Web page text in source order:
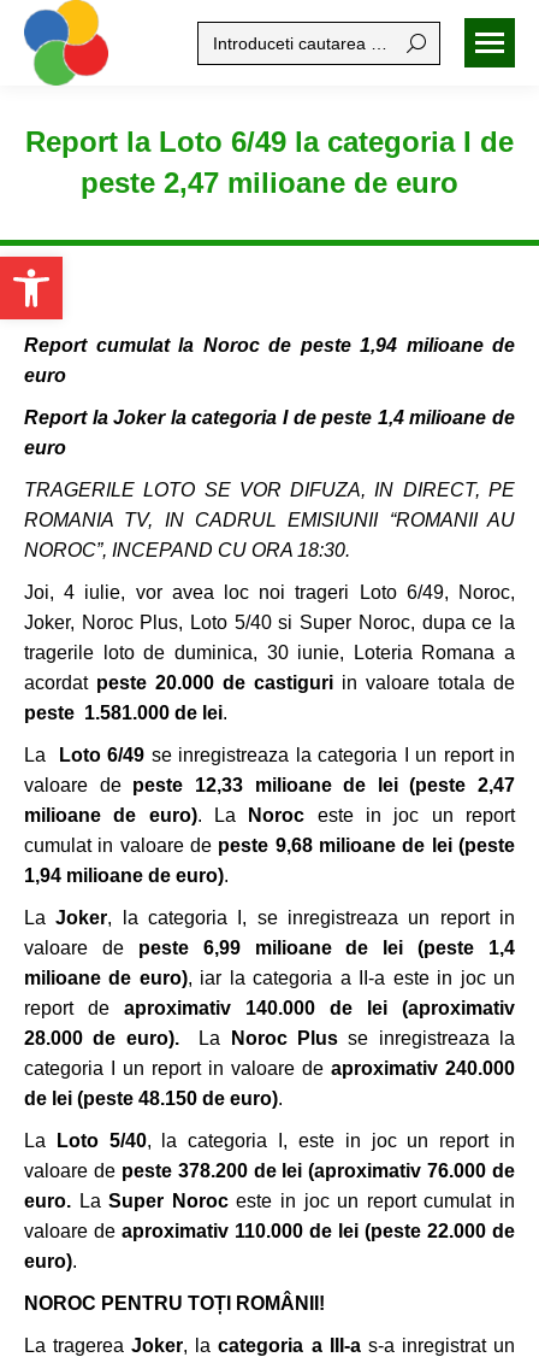
Open toolbar
Search:
Report la Loto 6/49 la categoria I de
peste 2,47 milioane de euro
Report cumulat la Noroc de peste 1,94 milioane de
euro
Report la Joker la categoria I de peste 1,4 milioane de
euro
TRAGERILE LOTO SE VOR DIFUZA, IN DIRECT, PE
ROMANIA TV, IN CADRUL EMISIUNII “ROMANII AU
NOROC”, INCEPAND CU ORA 18:30.
Joi, 4 iulie, vor avea loc noi trageri Loto 6/49, Noroc,
Joker, Noroc Plus, Loto 5/40 si Super Noroc, dupa ce la
tragerile loto de duminica, 30 iunie, Loteria Romana a
acordatpeste 20.000 de castiguri in valoare totala de
peste 1.581.000 de lei.
La Loto 6/49 se inregistreaza la categoria I un report in
valoare de peste 12,33 milioane de lei (peste 2,47
milioane de euro). La Noroc este in joc un report
cumulat in valoare de peste 9,68 milioane de lei (peste
1,94 milioane de euro).
LaJoker, la categoria I, se inregistreaza un report in
valoare de peste 6,99 milioane de lei
(peste 1,4
milioane de euro), iar la categoria a II-a este in joc un
report de aproximativ 140.000 de lei (aproximativ
28.000 de euro).
La Noroc Plusse inregistreaza la
categoria I un report in valoare de aproximativ 240.000
de lei (peste 48.150 de euro).
La Loto 5/40, la categoria I, este in joc un report in
valoare de peste 378.200 de lei (aproximativ 76.000 de
euro. LaSuper Noroceste in joc un report cumulat in
valoare de aproximativ 110.000 de lei (peste 22.000 de
euro).
NOROC PENTRU TOȚI ROMÂNII!
La tragereaJoker, lacategoria a III-as-a inregistrat un